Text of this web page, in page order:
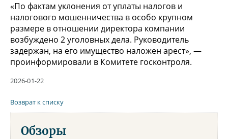
«По фактам уклонения от уплаты налогов и
налогового мошенничества в особо крупном
размере в отношении директора компании
возбуждено 2 уголовных дела. Руководитель
задержан, на его имущество наложен арест», —
проинформировали в Комитете госконтроля.
2026-01-22
Возврат к списку
Обзоры